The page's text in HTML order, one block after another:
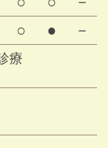
療
○ ● －